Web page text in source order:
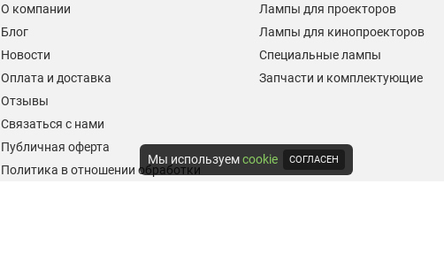
О компании
Блог
Новости
Оплата и доставка
Отзывы
Связаться с нами
Публичная оферта
Политика в отношении обработки
Лампы для проекторов
Лампы для кинопроекторов
Специальные лампы
Запчасти и комплектующие
Мы используемcookie СОГЛАСЕН